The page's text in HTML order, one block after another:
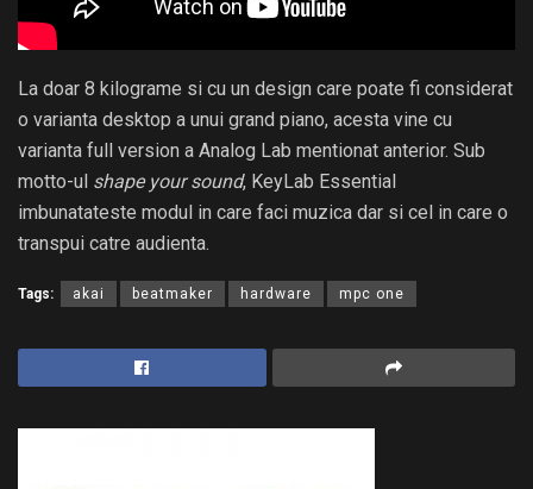
La doar 8 kilograme si cu un design care poate fi considerat
o varianta desktop a unui grand piano, acesta vine cu
varianta full version a Analog Lab mentionat anterior. Sub
motto-ul shape your sound, KeyLab Essential
imbunatateste modul in care faci muzica dar si cel in care o
transpui catre audienta.
Tags: akai beatmaker hardware mpc one